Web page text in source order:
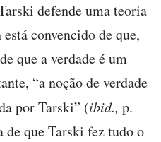
defende uma teoria
convencido de que,
que a verdade é um
“a noção de verdade
por Tarski” (ibid., p.
de que Tarski fez tudo o